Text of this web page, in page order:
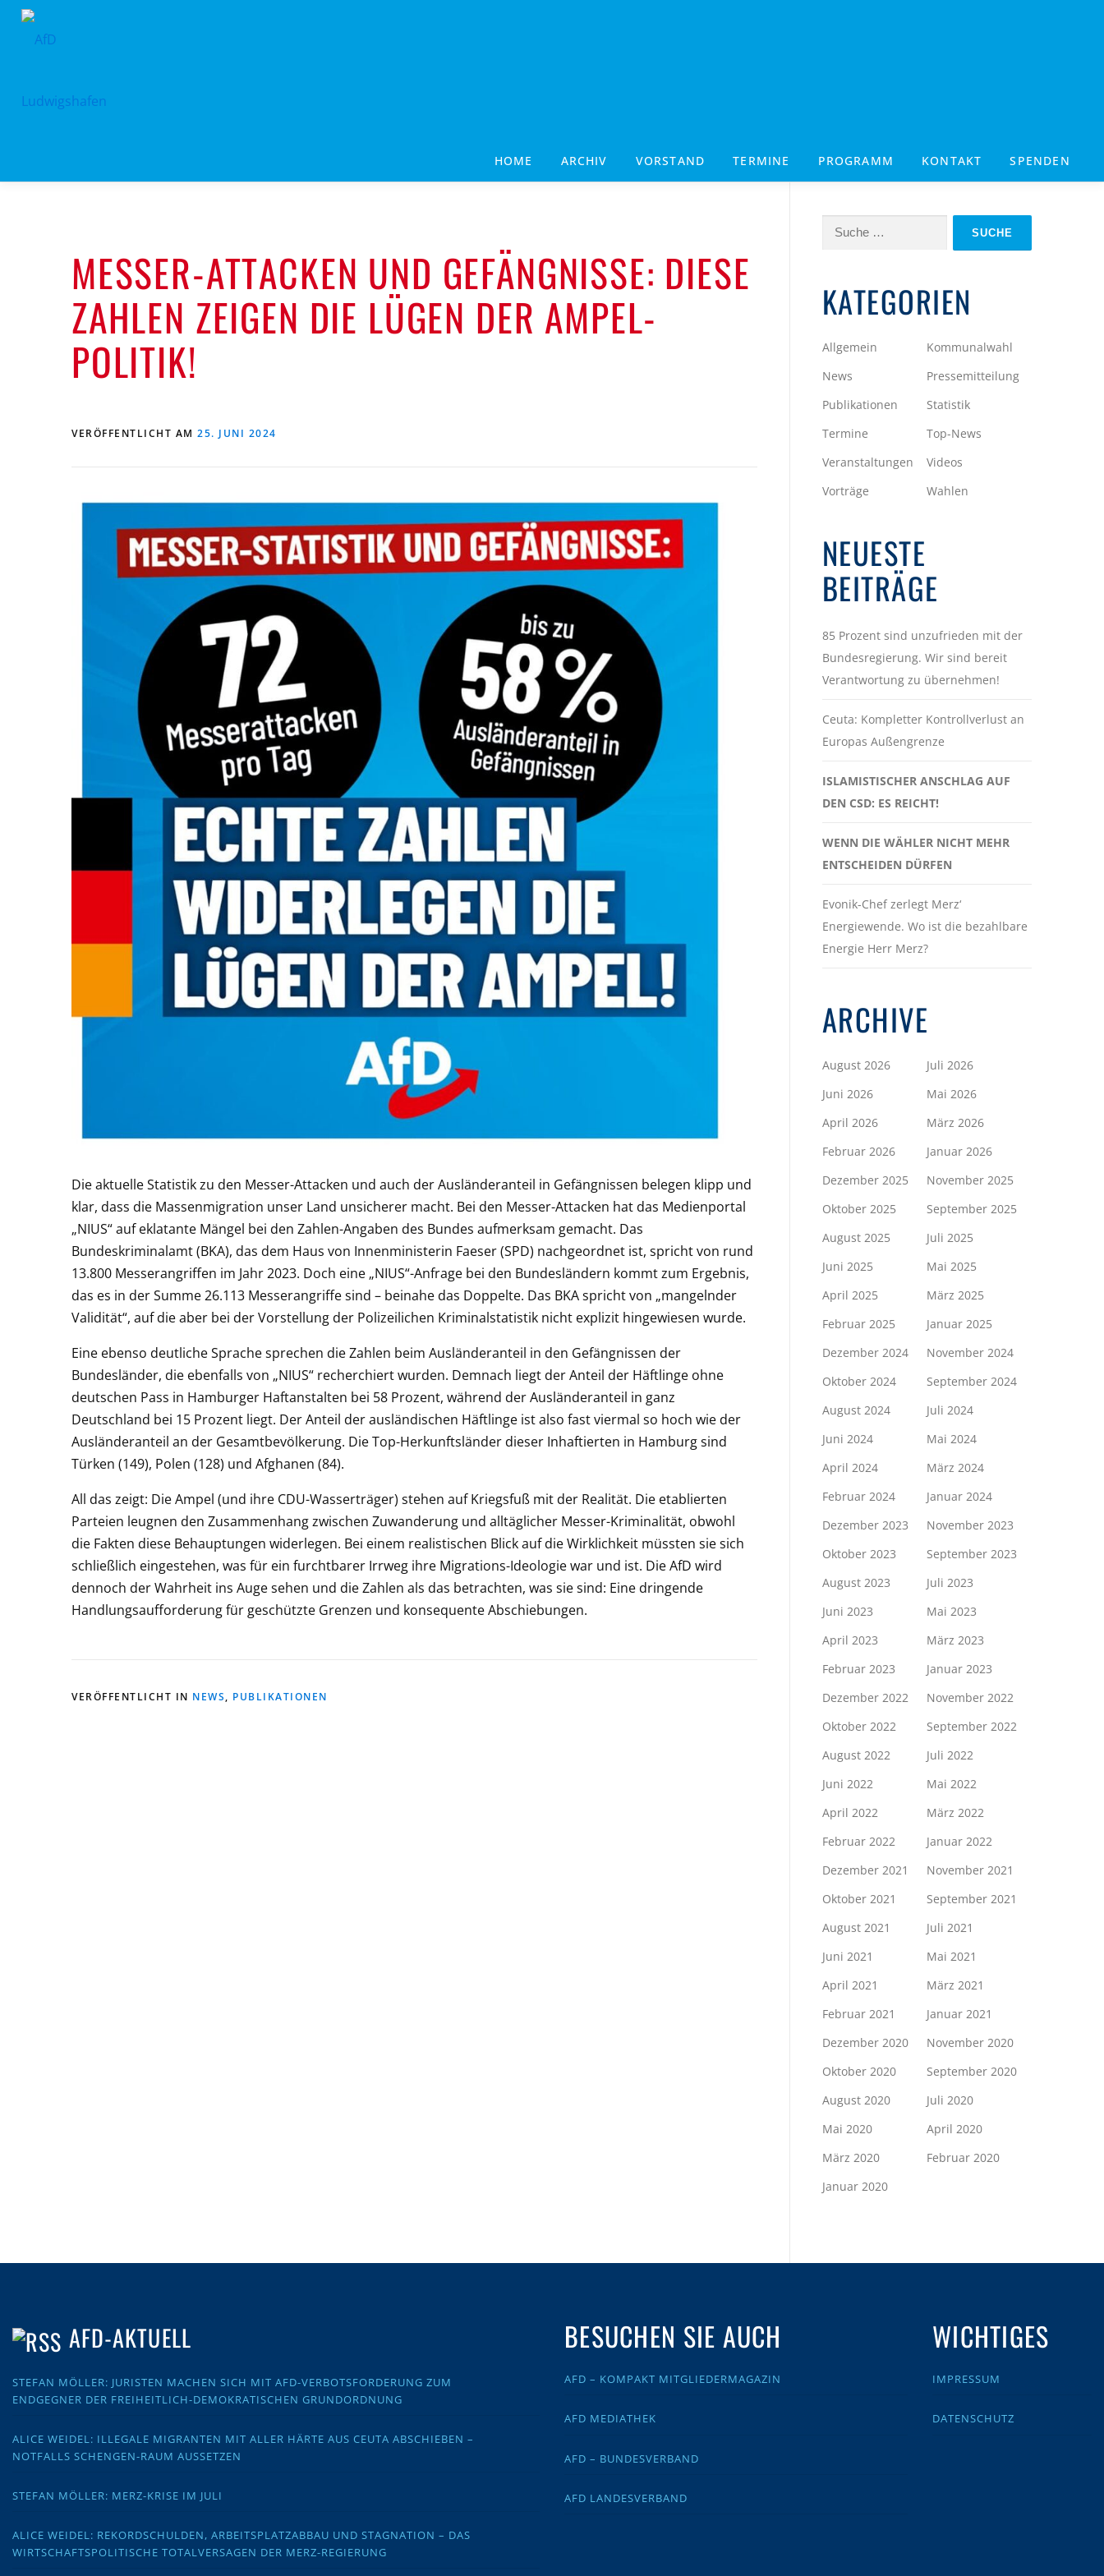
Zum
HOME ARCHIV VORSTAND TERMINE PROGRAMM KONTAKT SPENDEN
MESSER-ATTACKEN UND GEFÄNGNISSE: DIESE
ZAHLEN ZEIGEN DIE LÜGEN DER AMPEL-
POLITIK!
VERÖFFENTLICHT AM 25. JUNI 2024
Die aktuelle Statistik zu den Messer-Attacken und auch der Ausländeranteil in Gefängnissen belegen klipp und
klar, dass die Massenmigration unser Land unsicherer macht. Bei den Messer-Attacken hat das Medienportal
„NIUS“ auf eklatante Mängel bei den Zahlen-Angaben des Bundes aufmerksam gemacht. Das
Bundeskriminalamt (BKA), das dem Haus von Innenministerin Faeser (SPD) nachgeordnet ist, spricht von rund
13.800 Messerangriffen im Jahr 2023. Doch eine „NIUS“-Anfrage bei den Bundesländern kommt zum Ergebnis,
das es in der Summe 26.113 Messerangriffe sind – beinahe das Doppelte. Das BKA spricht von „mangelnder
Validität“, auf die aber bei der Vorstellung der Polizeilichen Kriminalstatistik nicht explizit hingewiesen wurde.
Eine ebenso deutliche Sprache sprechen die Zahlen beim Ausländeranteil in den Gefängnissen der
Bundesländer, die ebenfalls von „NIUS“ recherchiert wurden. Demnach liegt der Anteil der Häftlinge ohne
deutschen Pass in Hamburger Haftanstalten bei 58 Prozent, während der Ausländeranteil in ganz
Deutschland bei 15 Prozent liegt. Der Anteil der ausländischen Häftlinge ist also fast viermal so hoch wie der
Ausländeranteil an der Gesamtbevölkerung. Die Top-Herkunftsländer dieser Inhaftierten in Hamburg sind
Türken (149), Polen (128) und Afghanen (84).
All das zeigt: Die Ampel (und ihre CDU-Wasserträger) stehen auf Kriegsfuß mit der Realität. Die etablierten
Parteien leugnen den Zusammenhang zwischen Zuwanderung und alltäglicher Messer-Kriminalität, obwohl
die Fakten diese Behauptungen widerlegen. Bei einem realistischen Blick auf die Wirklichkeit müssten sie sich
schließlich eingestehen, was für ein furchtbarer Irrweg ihre Migrations-Ideologie war und ist. Die AfD wird
dennoch der Wahrheit ins Auge sehen und die Zahlen als das betrachten, was sie sind: Eine dringende
Handlungsaufforderung für geschützte Grenzen und konsequente Abschiebungen.
VERÖFFENTLICHT IN NEWS, PUBLIKATIONEN
Suche
KATEGORIEN
Allgemein
Kommunalwahl
News
Pressemitteilung
Publikationen
Statistik
Termine
Top-News
Veranstaltungen
Videos
Vorträge
Wahlen
NEUESTE
BEITRÄGE
85 Prozent sind unzufrieden mit der
Bundesregierung. Wir sind bereit
Verantwortung zu übernehmen!
Ceuta: Kompletter Kontrollverlust an
Europas Außengrenze
ISLAMISTISCHER ANSCHLAG AUF
DEN CSD: ES REICHT!
WENN DIE WÄHLER NICHT MEHR
ENTSCHEIDEN DÜRFEN
Evonik-Chef zerlegt Merz‘
Energiewende. Wo ist die bezahlbare
Energie Herr Merz?
ARCHIVE
August 2026
Juli 2026
Juni 2026
Mai 2026
April 2026
März 2026
Februar 2026
Januar 2026
Dezember 2025
November 2025
Oktober 2025
September 2025
August 2025
Juli 2025
Juni 2025
Mai 2025
April 2025
März 2025
Februar 2025
Januar 2025
Dezember 2024
November 2024
Oktober 2024
September 2024
August 2024
Juli 2024
Juni 2024
Mai 2024
April 2024
März 2024
Februar 2024
Januar 2024
Dezember 2023
November 2023
Oktober 2023
September 2023
August 2023
Juli 2023
Juni 2023
Mai 2023
April 2023
März 2023
Februar 2023
Januar 2023
Dezember 2022
November 2022
Oktober 2022
September 2022
August 2022
Juli 2022
Juni 2022
Mai 2022
April 2022
März 2022
Februar 2022
Januar 2022
Dezember 2021
November 2021
Oktober 2021
September 2021
August 2021
Juli 2021
Juni 2021
Mai 2021
April 2021
März 2021
Februar 2021
Januar 2021
Dezember 2020
November 2020
Oktober 2020
September 2020
August 2020
Juli 2020
Mai 2020
April 2020
März 2020
Februar 2020
Januar 2020
AFD-AKTUELL
STEFAN MÖLLER: JURISTEN MACHEN SICH MIT AFD-VERBOTSFORDERUNG ZUM
ENDGEGNER DER FREIHEITLICH-DEMOKRATISCHEN GRUNDORDNUNG
ALICE WEIDEL: ILLEGALE MIGRANTEN MIT ALLER HÄRTE AUS CEUTA ABSCHIEBEN –
NOTFALLS SCHENGEN-RAUM AUSSETZEN
STEFAN MÖLLER: MERZ-KRISE IM JULI
ALICE WEIDEL: REKORDSCHULDEN, ARBEITSPLATZABBAU UND STAGNATION – DAS
WIRTSCHAFTSPOLITISCHE TOTALVERSAGEN DER MERZ-REGIERUNG
BESUCHEN SIE AUCH
AFD – KOMPAKT MITGLIEDERMAGAZIN
AFD MEDIATHEK
AFD – BUNDESVERBAND
AFD LANDESVERBAND
WICHTIGES
IMPRESSUM
DATENSCHUTZ